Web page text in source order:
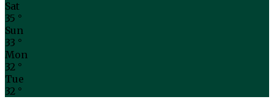
Sat
35 °
Sun
33 °
Mon
32 °
Tue
32 °